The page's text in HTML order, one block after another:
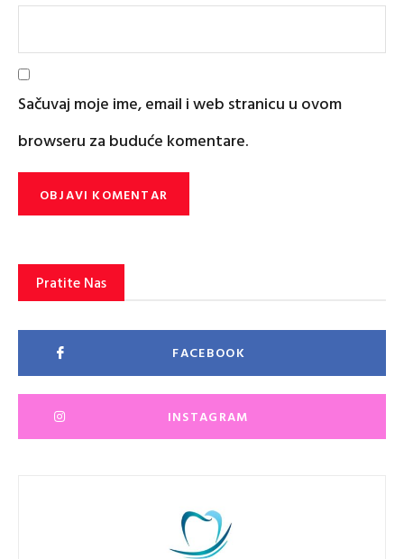
Sačuvaj moje ime, email i web stranicu u ovom
browseru za buduće komentare.
Pratite Nas
FACEBOOK
INSTAGRAM